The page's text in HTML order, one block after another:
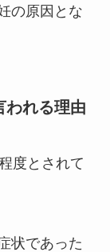
の原因とな
われる理由
度とされて
状であった